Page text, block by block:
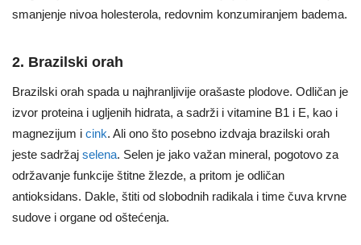
smanjenje nivoa holesterola, redovnim konzumiranjem badema.
2. Brazilski orah
Brazilski orah spada u najhranljivije orašaste plodove. Odličan je
izvor proteina i ugljenih hidrata, a sadrži i vitamine B1 i E, kao i
magnezijum i cink. Ali ono što posebno izdvaja brazilski orah
jeste sadržaj selena. Selen je jako važan mineral, pogotovo za
održavanje funkcije štitne žlezde, a pritom je odličan
antioksidans. Dakle, štiti od slobodnih radikala i time čuva krvne
sudove i organe od oštećenja.